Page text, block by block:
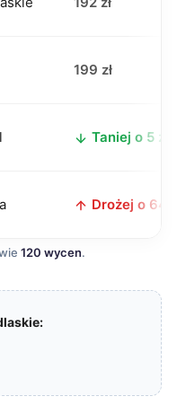
199 zł
Taniej o 5 zł
Drożej o 64
120 wycen.